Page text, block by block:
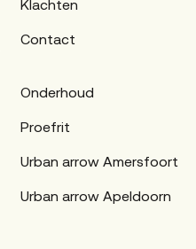
Klachten
Contact
Onderhoud
Proefrit
Urban arrow Amersfoort
Urban arrow Apeldoorn